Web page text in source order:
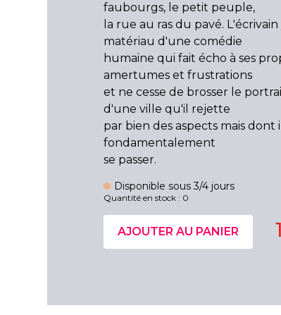
faubourgs, le petit peuple,
la rue au ras du pavé.
matériau d'une comédie
humaine qui fait écho à ses
amertumes et frustrations
et ne cesse de brosser le
d'une ville qu'il rejette
par bien des aspects mais dont
fondamentalement
se passer.
Disponible sous 3/4 jours
Quantité en stock : 0
AJOUTER AU PANIER